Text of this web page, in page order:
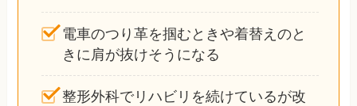
電車のつり革を掴むときや着替えのと
きに肩が抜けそうになる
整形外科でリハビリを続けているが改